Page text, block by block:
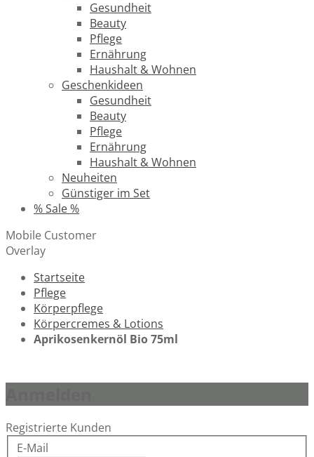
Gesundheit
Beauty
Pflege
Ernährung
Haushalt & Wohnen
Geschenkideen
Gesundheit
Beauty
Pflege
Ernährung
Haushalt & Wohnen
Neuheiten
Günstiger im Set
% Sale %
Mobile Customer
Overlay
Startseite
Pflege
Körperpflege
Körpercremes & Lotions
Aprikosenkernöl Bio 75ml
Registrierte Kunden
E-Mail